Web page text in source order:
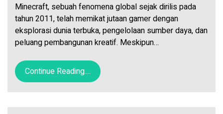
Minecraft, sebuah fenomena global sejak dirilis pada
tahun 2011, telah memikat jutaan gamer dengan
eksplorasi dunia terbuka, pengelolaan sumber daya, dan
peluang pembangunan kreatif. Meskipun…
Continue Reading....